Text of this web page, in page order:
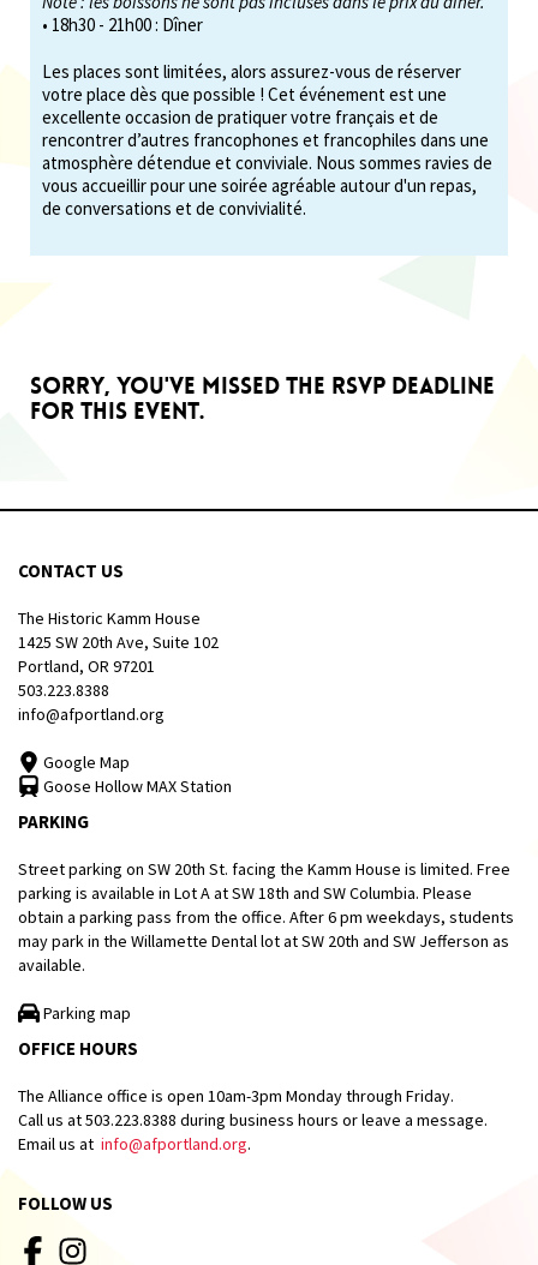
• 18h30 - 21h00 : Dîner
Les places sont limitées, alors assurez-vous de réserver
votre place dès que possible ! Cet événement est une
excellente occasion de pratiquer votre français et de
rencontrer d’autres francophones et francophiles dans une
atmosphère détendue et conviviale. Nous sommes ravies de
vous accueillir pour une soirée agréable autour d'un repas,
de conversations et de convivialité.
Sorry, you've missed the RSVP deadline
for this event.
CONTACT US
The Historic Kamm House
1425 SW 20th Ave, Suite 102
Portland, OR 97201
503.223.8388
info@afportland.org
Google Map
Goose Hollow MAX Station
PARKING
Street parking on SW 20th St. facing the Kamm House is limited. Free
parking is available in Lot A at SW 18th and SW Columbia. Please
obtain a parking pass from the office. After 6 pm weekdays, students
may park in the Willamette Dental lot at SW 20th and SW Jefferson as
available.
Parking map
OFFICE HOURS
The Alliance office is open 10am-3pm Monday through Friday.
Call us at 503.223.8388 during business hours or leave a message.
Email us at info@afportland.org.
FOLLOW US